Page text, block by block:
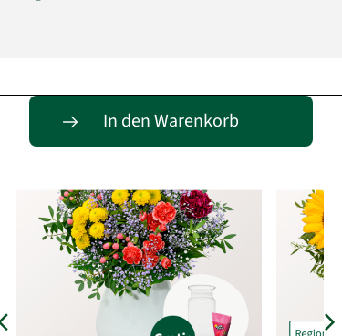
In den Warenkorb
Passende Alternativen